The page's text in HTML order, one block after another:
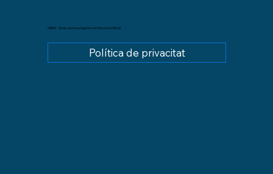
GREM - Grupo de Investigación en Educación Moral
Política de privacitat